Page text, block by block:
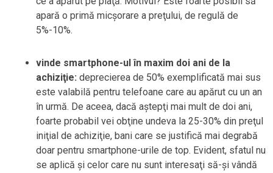
apară o primă micşorare a preţului, de regulă de
5%-10%.
vinde smartphone-ul în maxim doi ani de la
achiziţie: deprecierea de 50% exemplificată mai sus
este valabilă pentru telefoane care au apărut cu un an
în urmă. De aceea, dacă aştepţi mai mult de doi ani,
foarte probabil vei obţine undeva la 25-30% din preţul
iniţial de achiziţie, bani care se justifică mai degrabă
doar pentru smartphone-urile de top. Evident, sfatul nu
se aplică şi celor care nu sunt interesaţi să-şi vândă